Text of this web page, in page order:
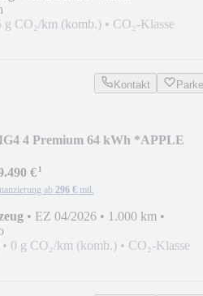
g CO₂/km (komb.) • CO₂-Klasse
Kontakt
4 Premium 64 kWh *APPLE
€¹
ab 296 € mtl.
• EZ 04/2026 • 1.000 km •
• 0 g CO₂/km (komb.) • CO₂-Klasse